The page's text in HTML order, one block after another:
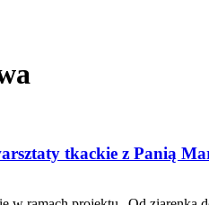
tkackie z Panią